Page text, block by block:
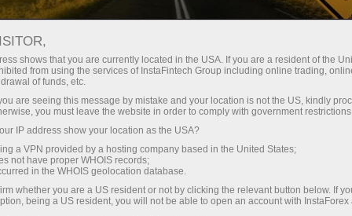
С InstaForex вы получаете
конкурентным возможностям:
кредитное плечо до 1:5000, одни
из лучших спредов и комиссий
на рынке, а также
привлекательные условия для
торговли акциями и индексами
Бонус 30%
на каждый депозит
Скорость
в трейдинге и на трассе
shows that you are currently located in the USA. If you are a resident of the
from using the services of InstaFintech Group including online trading,
of funds, etc.
are seeing this message by mistake and your location is not the US, kindly
you must leave the website in order to comply with government
IP address show your location as the USA?
a VPN provided by a hosting company based in the United States;
not have proper WHOIS records;
in the WHOIS geolocation database.
whether you are a US resident or not by clicking the relevant button below. If
being a US resident, you will not be able to open an account with InstaForex